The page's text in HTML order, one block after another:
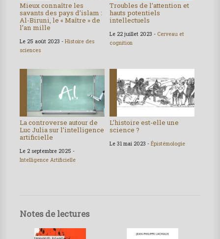
Mieux connaître les
savants des pays d’islam :
Al-Biruni, le « Maître » de
l’an mille
Le 25 août 2023 - Histoire des
sciences
Troubles de l’attention et
hauts potentiels
intellectuels
Le 22 juillet 2023 - Cerveau et
cognition
La controverse autour de
Luc Julia sur l’intelligence
artificielle
Le 2 septembre 2025 -
Intelligence Artificielle
L’histoire est-elle une
science ?
Le 31 mai 2023 - Épistémologie
Notes de lectures